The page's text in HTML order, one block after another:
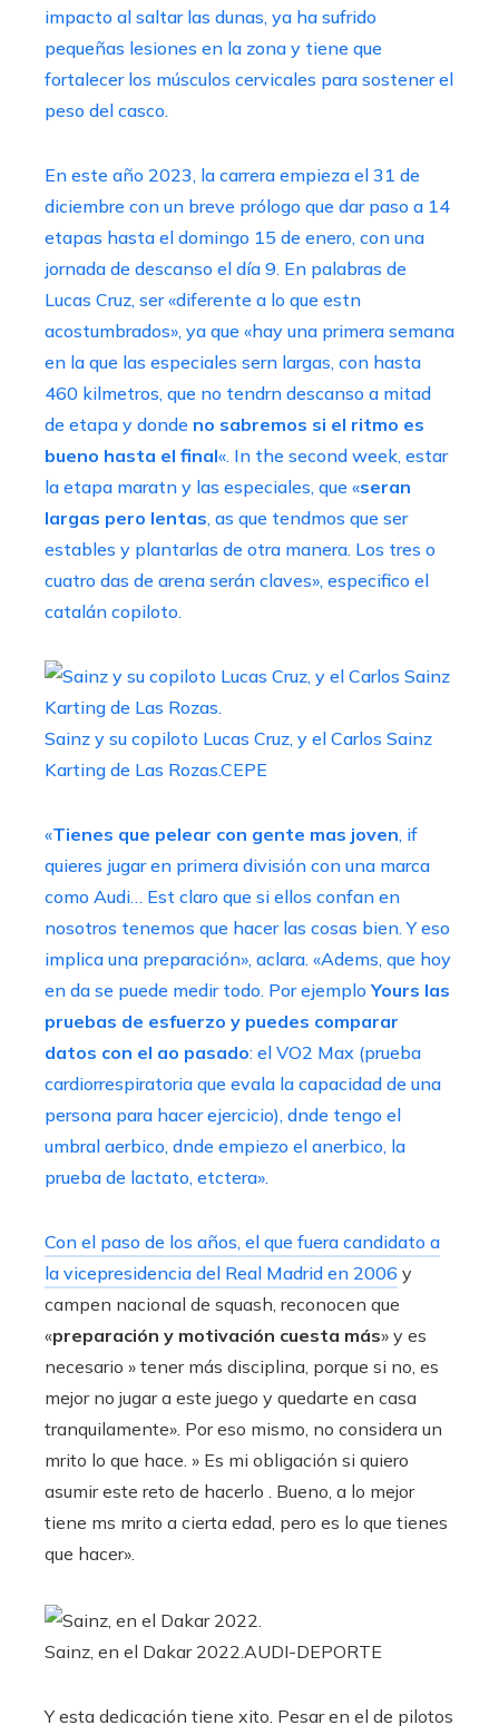
impacto al saltar las dunas, ya ha sufrido
pequeñas lesiones en la zona y tiene que
fortalecer los músculos cervicales para sostener el
peso del casco.
En este año 2023, la carrera empieza el 31 de
diciembre con un breve prólogo que dar paso a 14
etapas hasta el domingo 15 de enero, con una
jornada de descanso el día 9. En palabras de
Lucas Cruz, ser «diferente a lo que estn
acostumbrados», ya que «hay una primera semana
en la que las especiales sern largas, con hasta
460 kilmetros, que no tendrn descanso a mitad
de etapa y donde no sabremos si el ritmo es
bueno hasta el final«. In the second week, estar
la etapa maratn y las especiales, que «seran
largas pero lentas, as que tendmos que ser
estables y plantarlas de otra manera. Los tres o
cuatro das de arena serán claves», especifico el
catalán copiloto.
Sainz y su copiloto Lucas Cruz, y el Carlos Sainz
Karting de Las Rozas.CEPE
«Tienes que pelear con gente mas joven, if
quieres jugar en primera división con una marca
como Audi… Est claro que si ellos confan en
nosotros tenemos que hacer las cosas bien. Y eso
implica una preparación», aclara. «Adems, que hoy
en da se puede medir todo. Por ejemplo Yours las
pruebas de esfuerzo y puedes comparar
datos con el ao pasado: el VO2 Max (prueba
cardiorrespiratoria que evala la capacidad de una
persona para hacer ejercicio), dnde tengo el
umbral aerbico, dnde empiezo el anerbico, la
prueba de lactato, etctera».
Con el paso de los años, el que fuera candidato a
la vicepresidencia del Real Madrid en 2006 y
campen nacional de squash, reconocen que
«preparación y motivación cuesta más» y es
necesario » tener más disciplina, porque si no, es
mejor no jugar a este juego y quedarte en casa
tranquilamente». Por eso mismo, no considera un
mrito lo que hace. » Es mi obligación si quiero
asumir este reto de hacerlo . Bueno, a lo mejor
tiene ms mrito a cierta edad, pero es lo que tienes
que hacer».
Sainz, en el Dakar 2022.AUDI-DEPORTE
Y esta dedicación tiene xito. Pesar en el de pilotos